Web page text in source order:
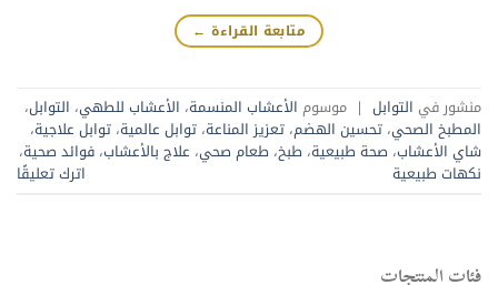
متابعة القراءة ←
منشور في التوابل | موسوم الأعشاب المنسمة، الأعشاب للطهي، التوابل،
المطبخ الصحي، تحسين الهضم، تعزيز المناعة، توابل عالمية، توابل علاجية،
شاي الأعشاب، صحة طبيعية، طبخ، طعام صحي، علاج بالأعشاب، فوائد صحية،
نكهات طبيعية
اترك تعليقًا
فئات المنتجات